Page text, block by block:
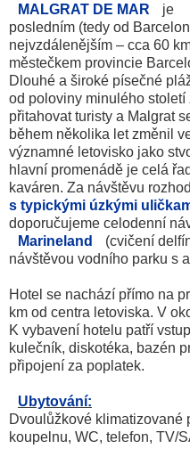
MALGRAT DE MAR
je
posledním (tedy od
nejvzdálenějším – cca 60
městečkem provincie
Dlouhé a široké písečné
od poloviny minulého století
přitahovat turisty a Malgrat
během několika let změnil
významné letovisko jako
hlavní promenádě je celá
kaváren. Za návštěvu
s typickými úzkými
doporučujeme celodenní
Marineland
(cvičení
návštěvou vodního parku s
Hotel se nachází přímo na
km od centra letoviska. V
K vybavení hotelu patří
kulečník, diskotéka, bazén
připojení za poplatek.
Ubytování:
Dvoulůžkové klimatizované
koupelnu, WC, telefon, TV/